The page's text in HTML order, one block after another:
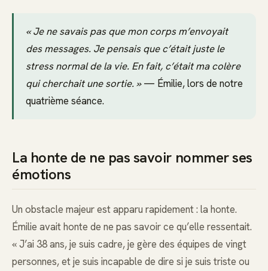
« Je ne savais pas que mon corps m’envoyait
des messages. Je pensais que c’était juste le
stress normal de la vie. En fait, c’était ma colère
qui cherchait une sortie. »— Émilie, lors de notre
quatrième séance.
La honte de ne pas savoir nommer ses
émotions
Un obstacle majeur est apparu rapidement : la honte.
Émilie avait honte de ne pas savoir ce qu’elle ressentait.
« J’ai 38 ans, je suis cadre, je gère des équipes de vingt
personnes, et je suis incapable de dire si je suis triste ou